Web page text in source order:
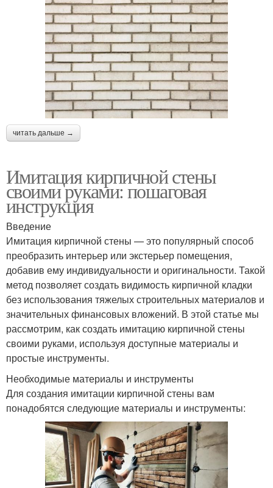
читать дальше →
Имитация кирпичной стены
своими руками: пошаговая
инструкция
Введение
Имитация кирпичной стены — это популярный способ
преобразить интерьер или экстерьер помещения,
добавив ему индивидуальности и оригинальности. Такой
метод позволяет создать видимость кирпичной кладки
без использования тяжелых строительных материалов и
значительных финансовых вложений. В этой статье мы
рассмотрим, как создать имитацию кирпичной стены
своими руками, используя доступные материалы и
простые инструменты.
Необходимые материалы и инструменты
Для создания имитации кирпичной стены вам
понадобятся следующие материалы и инструменты: